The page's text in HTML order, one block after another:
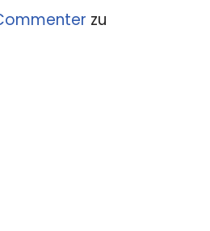
zu